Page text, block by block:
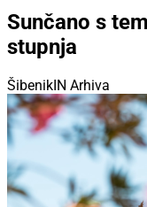
Sunčano s
stupnja
ŠibenikIN Arhiva